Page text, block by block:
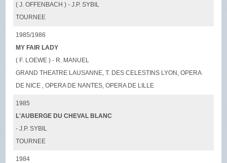
( J. OFFENBACH ) - J.P. SYBIL
TOURNEE
1985/1986
MY FAIR LADY
( F. LOEWE ) - R. MANUEL
GRAND THEATRE LAUSANNE, T. DES CELESTINS LYON, OPERA
DE NICE , OPERA DE NANTES, OPERA DE LILLE
1985
L'AUBERGE DU CHEVAL BLANC
- J.P. SYBIL
TOURNEE
1984